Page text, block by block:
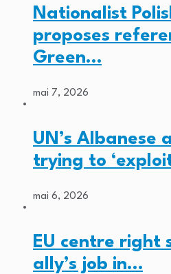
Nationalist
proposes
Green…
mai 7, 2026
UN’s Albanese
trying to
mai 6, 2026
EU centre right
ally’s job in…